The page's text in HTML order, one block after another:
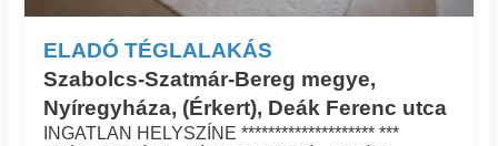
ELADÓ TÉGLALAKÁS
Szabolcs-Szatmár-Bereg megye,
Nyíregyháza, (Érkert), Deák Ferenc utca
INGATLAN HELYSZÍNE ******************** ***